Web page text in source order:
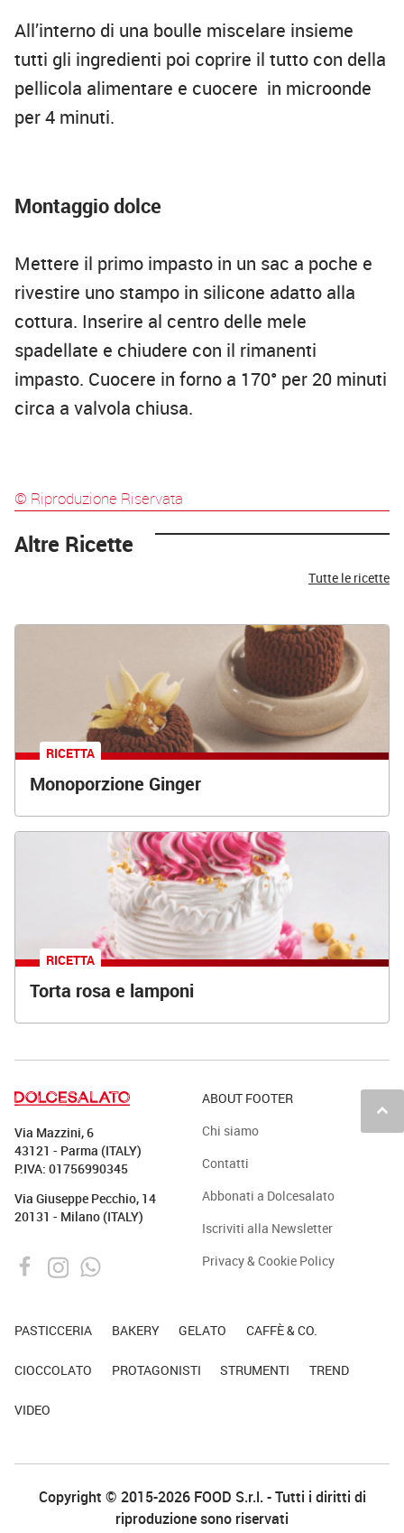
All’interno di una boulle miscelare insieme
tutti gli ingredienti poi coprire il tutto con della
pellicola alimentare e cuocere in microonde
per 4 minuti.
Montaggio dolce
Mettere il primo impasto in un sac a poche e
rivestire uno stampo in silicone adatto alla
cottura. Inserire al centro delle mele
spadellate e chiudere con il rimanenti
impasto. Cuocere in forno a 170° per 20 minuti
circa a valvola chiusa.
© Riproduzione Riservata
Altre Ricette
Tutte le ricette
RICETTA
Monoporzione Ginger
RICETTA
Torta rosa e lamponi
keyboard_arrow_up
Via Mazzini, 6
43121 - Parma (ITALY)
P.IVA: 01756990345
Via Giuseppe Pecchio, 14
20131 - Milano (ITALY)
ABOUT FOOTER
Chi siamo
Contatti
Abbonati a Dolcesalato
Iscriviti alla Newsletter
Privacy & Cookie Policy
PASTICCERIA BAKERY GELATO CAFFÈ & CO.
CIOCCOLATO PROTAGONISTI STRUMENTI TREND
VIDEO
Copyright © 2015-2026 FOOD S.r.l. - Tutti i diritti di
riproduzione sono riservati